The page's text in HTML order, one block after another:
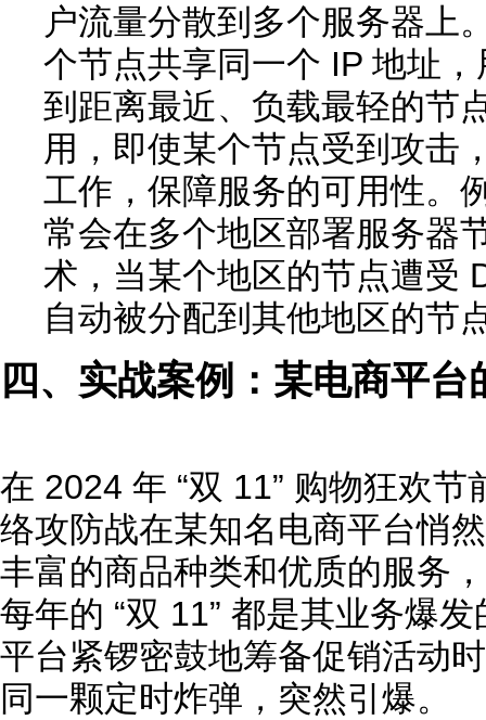
户流量分散到多个服务器上
个节点共享同一个 IP 地址
到距离最近、负载最轻的节
用，即使某个节点受到攻击
工作，保障服务的可用性。
常会在多个地区部署服务器
术，当某个地区的节点遭受
自动被分配到其他地区的节
四、实战案例：某电商平
在 2024 年 “双 11” 购物狂欢
络攻防战在某知名电商平台悄
丰富的商品种类和优质的服务
每年的 “双 11” 都是其业务爆
平台紧锣密鼓地筹备促销活动
同一颗定时炸弹，突然引爆。